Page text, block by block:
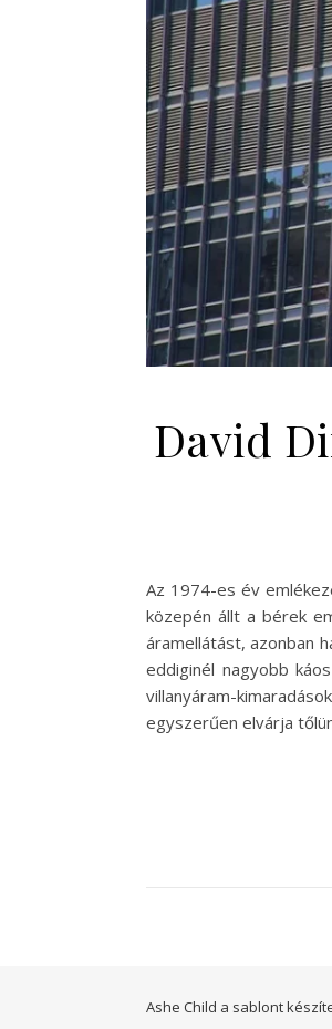
David
Az 1974-es év
közepén állt a bérek
áramellátást, azonban
eddiginél nagyobb
villanyáram-
egyszerűen elvárja
Ashe Child a sablont